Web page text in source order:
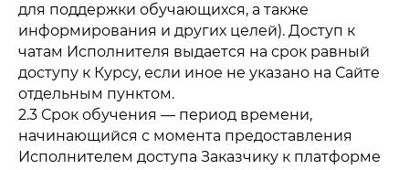
для поддержки обучающихся, а также
информирования и других целей). Доступ к
чатам Исполнителя выдается на срок равный
доступу к Курсу, если иное не указано на Сайте
отдельным пунктом.
2.3 Срок обучения — период времени,
начинающийся с момента предоставления
Исполнителем доступа Заказчику к платформе